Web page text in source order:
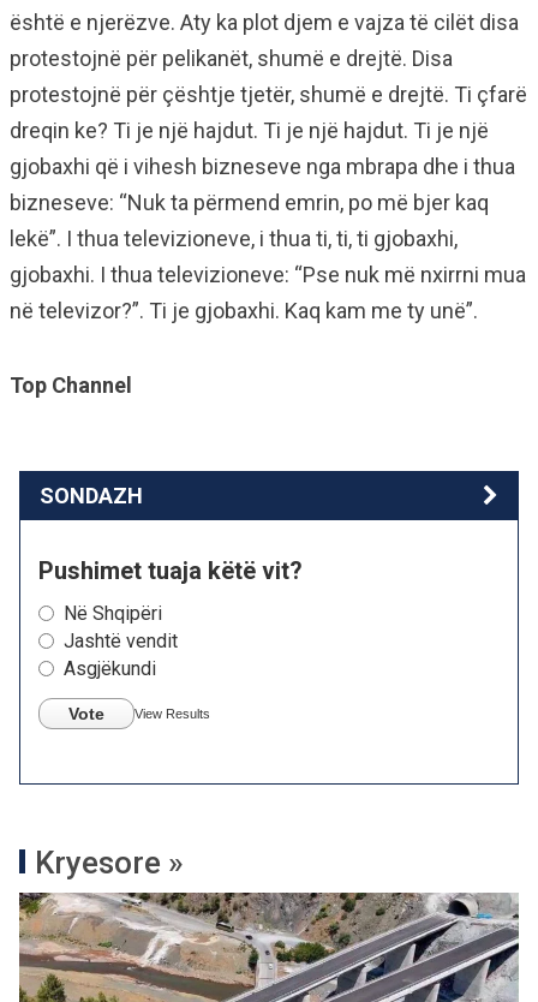
është e njerëzve. Aty ka plot djem e vajza të cilët disa
protestojnë për pelikanët, shumë e drejtë. Disa
protestojnë për çështje tjetër, shumë e drejtë. Ti çfarë
dreqin ke? Ti je një hajdut. Ti je një hajdut. Ti je një
gjobaxhi që i vihesh bizneseve nga mbrapa dhe i thua
bizneseve: “Nuk ta përmend emrin, po më bjer kaq
lekë”. I thua televizioneve, i thua ti, ti, ti gjobaxhi,
gjobaxhi. I thua televizioneve: “Pse nuk më nxirrni mua
në televizor?”. Ti je gjobaxhi. Kaq kam me ty unë”.
Top Channel
SONDAZH
Pushimet tuaja këtë vit?
Në Shqipëri
Jashtë vendit
Asgjëkundi
Vote View Results
Kryesore »